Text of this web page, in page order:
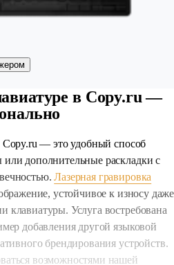
в Copy.ru —
Copy.ru — это удобный способ
дополнительные раскладки с
Лазерная гравировка
устойчивое к износу даже
клавиатуры. Услуга востребована
добавления другой языковой
брендирования устройств.
возможностями нашей